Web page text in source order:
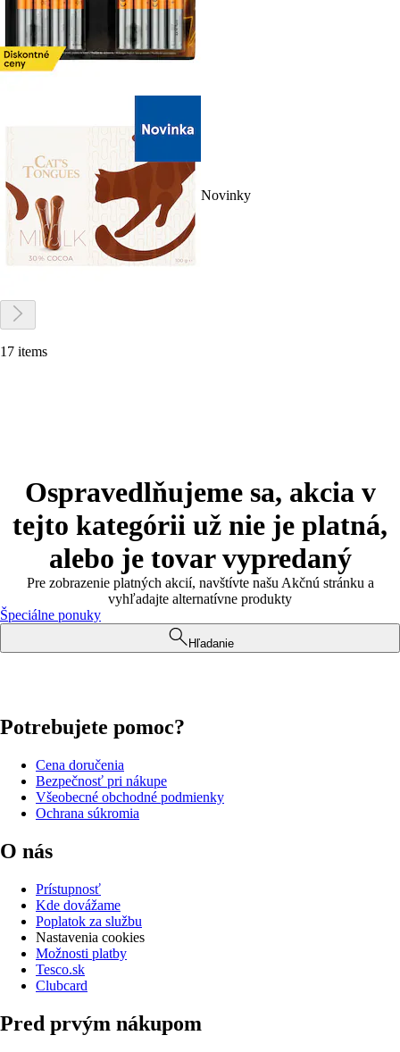
Novinky
17 items
Ospravedlňujeme sa, akcia v
tejto kategórii už nie je platná,
alebo je tovar vypredaný
Pre zobrazenie platných akcií, navštívte našu Akčnú stránku a
vyhľadajte alternatívne produkty
Špeciálne ponuky
Hľadanie
Potrebujete pomoc?
Cena doručenia
Bezpečnosť pri nákupe
Všeobecné obchodné podmienky
Ochrana súkromia
O nás
Prístupnosť
Kde dovážame
Poplatok za službu
Nastavenia cookies
Možnosti platby
Tesco.sk
Clubcard
Pred prvým nákupom